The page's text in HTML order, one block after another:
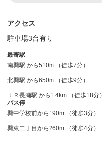
アクセス
駐車場3台有り
最寄駅
南巽駅 から510m （徒歩7分）
北巽駅 から650m （徒歩9分）
ＪＲ長瀬駅 から1.4km （徒歩18分）
バス停
巽中学校前から190m （徒歩3分）
巽東二丁目から260m （徒歩4分）